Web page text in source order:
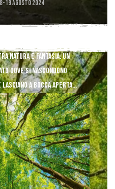
19 Agosto 2024
natura e fantasia.Un
dove si nascondono
a bocca aperta